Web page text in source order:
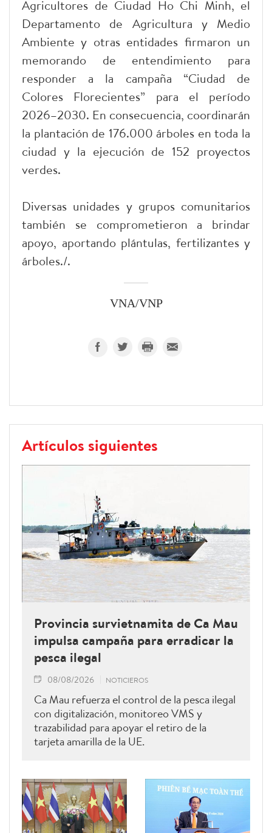
Agricultores de Ciudad Ho Chi Minh, el
Departamento de Agricultura y Medio
Ambiente y otras entidades firmaron un
memorando de entendimiento para
responder a la campaña “Ciudad de
Colores Florecientes” para el período
2026–2030. En consecuencia, coordinarán
la plantación de 176.000 árboles en toda la
ciudad y la ejecución de 152 proyectos
verdes.
Diversas unidades y grupos comunitarios
también se comprometieron a brindar
apoyo, aportando plántulas, fertilizantes y
árboles./.
VNA/VNP
Artículos siguientes
Provincia survietnamita de Ca Mau
impulsa campaña para erradicar la
pesca ilegal
08/08/2026 NOTICIEROS
Ca Mau refuerza el control de la pesca ilegal
con digitalización, monitoreo VMS y
trazabilidad para apoyar el retiro de la
tarjeta amarilla de la UE.